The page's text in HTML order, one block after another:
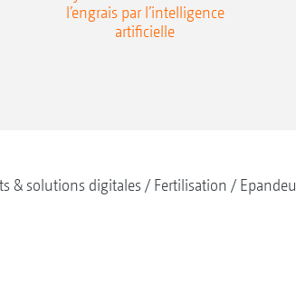
l’engrais par l’intelligence
artificielle
& solutions digitales Fertilisation